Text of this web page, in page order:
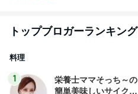
トップブロガーランキング
料理
1
栄養士ママそっち～の
簡単美味しいサイクル